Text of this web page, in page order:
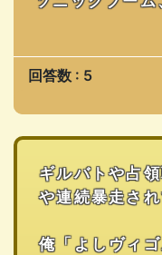
回答数 : 5
ギルバトや占
や連続暴走さ
俺「よしヴィ